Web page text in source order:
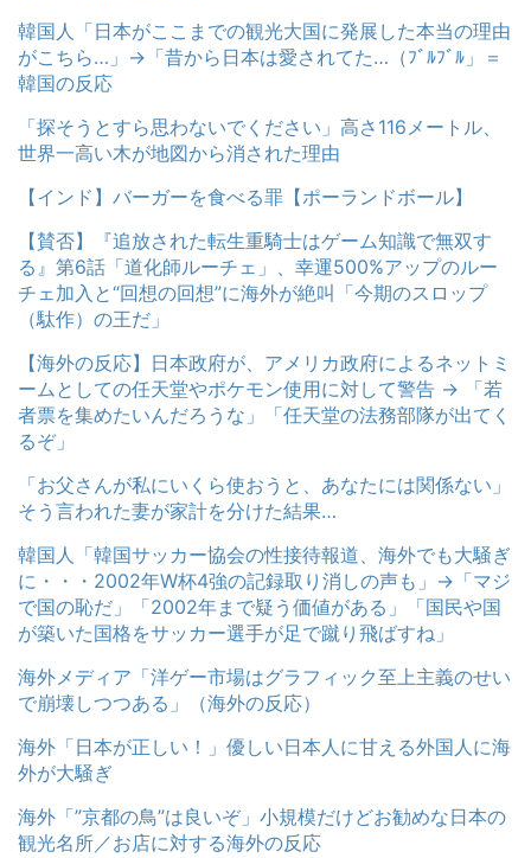
韓国人「日本がここまでの観光大国に発展した本当の理由
がこちら…」→「昔から日本は愛されてた…（ﾌﾞﾙﾌﾞﾙ」＝
韓国の反応
「探そうとすら思わないでください」高さ116メートル、
世界一高い木が地図から消された理由
【インド】バーガーを食べる罪【ポーランドボール】
【賛否】『追放された転生重騎士はゲーム知識で無双す
る』第6話「道化師ルーチェ」、幸運500%アップのルー
チェ加入と“回想の回想”に海外が絶叫「今期のスロップ
（駄作）の王だ」
【海外の反応】日本政府が、アメリカ政府によるネットミ
ームとしての任天堂やポケモン使用に対して警告 → 「若
者票を集めたいんだろうな」「任天堂の法務部隊が出てく
るぞ」
「お父さんが私にいくら使おうと、あなたには関係ない」
そう言われた妻が家計を分けた結果…
韓国人「韓国サッカー協会の性接待報道、海外でも大騒ぎ
に・・・2002年W杯4強の記録取り消しの声も」→「マジ
で国の恥だ」「2002年まで疑う価値がある」「国民や国
が築いた国格をサッカー選手が足で蹴り飛ばすね」
海外メディア「洋ゲー市場はグラフィック至上主義のせい
で崩壊しつつある」（海外の反応）
海外「日本が正しい！」優しい日本人に甘える外国人に海
外が大騒ぎ
海外「”京都の鳥”は良いぞ」小規模だけどお勧めな日本の
観光名所／お店に対する海外の反応